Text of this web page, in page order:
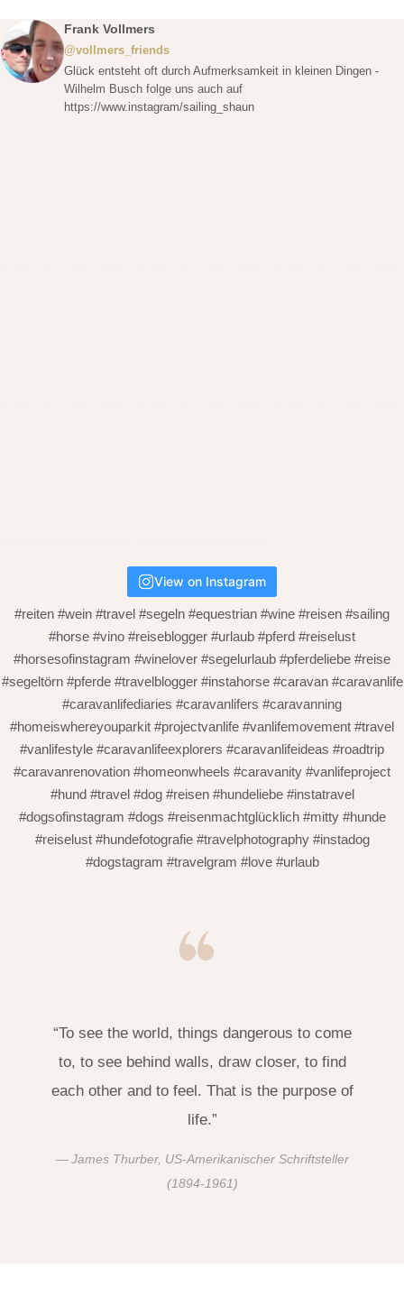
Frank Vollmers
@vollmers_friends
Glück entsteht oft durch Aufmerksamkeit in kleinen Dingen -
Wilhelm Busch folge uns auch auf
https://www.instagram/sailing_shaun
View on Instagram
#reiten #wein #travel #segeln #equestrian #wine #reisen #sailing
#horse #vino #reiseblogger #urlaub #pferd #reiselust
#horsesofinstagram #winelover #segelurlaub #pferdeliebe #reise
#segeltörn #pferde #travelblogger #instahorse #caravan #caravanlife
#caravanlifediaries #caravanlifers #caravanning
#homeiswhereyouparkit #projectvanlife #vanlifemovement #travel
#vanlifestyle #caravanlifeexplorers #caravanlifeideas #roadtrip
#caravanrenovation #homeonwheels #caravanity #vanlifeproject
#hund #travel #dog #reisen #hundeliebe #instatravel
#dogsofinstagram #dogs #reisenmachtglücklich #mitty #hunde
#reiselust #hundefotografie #travelphotography #instadog
#dogstagram #travelgram #love #urlaub
“To see the world, things dangerous to come
to, to see behind walls, draw closer, to find
each other and to feel. That is the purpose of
life.”
James Thurber, US-Amerikanischer Schriftsteller
(1894-1961)